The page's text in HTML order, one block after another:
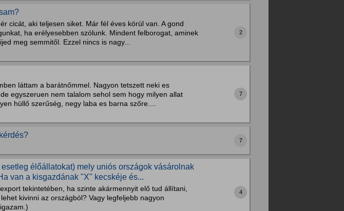
cicát, aki teljesen siket. Már fél éves körül van. A gond
ha erélyesebben szólunk. Mindent felborogat, aminek
meg semmitől. Ezzel nincs is nagy...
2
láttam a barátnőmmel. Nagyon tetszett neki es
egyszeruen nem talalom sehol sem hogy milyen allat
hüllő szerűség, negy laba es barna szőre....
7
7
élőállatokat) mely uniós országok vásárolnak
van a kisgazdának "X" kecskéje és...
tekintetében, ha szinte akármennyit elő tud állítani,
kivinni az országból? Vagy legfeljebb nagyon
4